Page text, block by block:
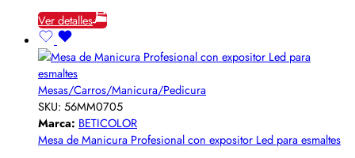
Ver detalles
Mesas/Carros/Manicura/Pedicura
SKU: 56MM0705
Marca: BETICOLOR
Mesa de Manicura Profesional con expositor Led para esmaltes